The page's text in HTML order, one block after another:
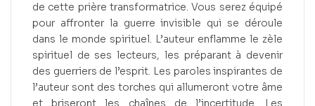
de cette prière transformatrice. Vous serez équipé
pour affronter la guerre invisible qui se déroule
dans le monde spirituel. L’auteur enflamme le zèle
spirituel de ses lecteurs, les préparant à devenir
des guerriers de l’esprit. Les paroles inspirantes de
l’auteur sont des torches qui allumeront votre âme